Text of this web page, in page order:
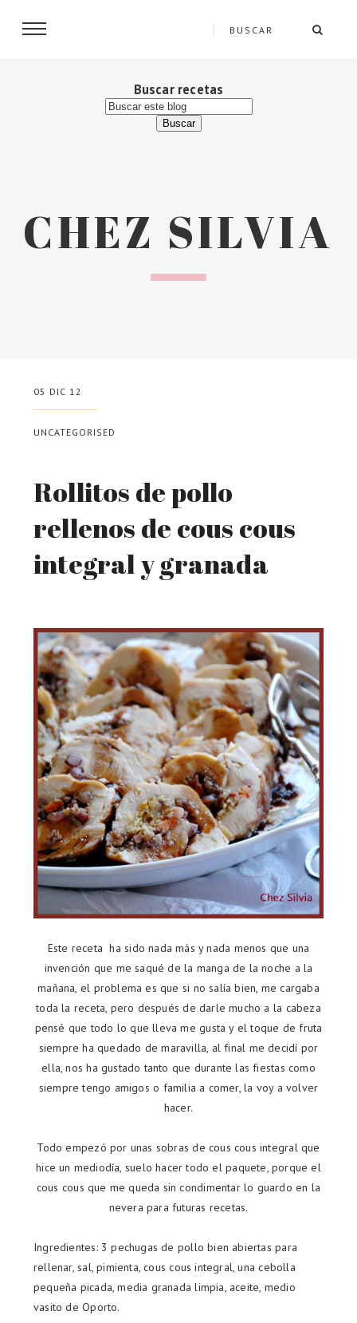
Buscar recetas
CHEZ SILVIA
05 DIC 12
UNCATEGORISED
Rollitos de pollo
rellenos de cous cous
integral y granada
Este receta ha sido nada más y nada menos que una
invención que me saqué de la manga de la noche a la
mañana, el problema es que si no salía bien, me cargaba
toda la receta, pero después de darle mucho a la cabeza
pensé que todo lo que lleva me gusta y el toque de fruta
siempre ha quedado de maravilla, al final me decidí por
ella, nos ha gustado tanto que durante las fiestas como
siempre tengo amigos o familia a comer, la voy a volver
hacer.
Todo empezó por unas sobras de cous cous integral que
hice un mediodía, suelo hacer todo el paquete, porque el
cous cous que me queda sin condimentar lo guardo en la
nevera para futuras recetas.
Ingredientes: 3 pechugas de pollo bien abiertas para
rellenar, sal, pimienta, cous cous integral, una cebolla
pequeña picada, media granada limpia, aceite, medio
vasito de Oporto.